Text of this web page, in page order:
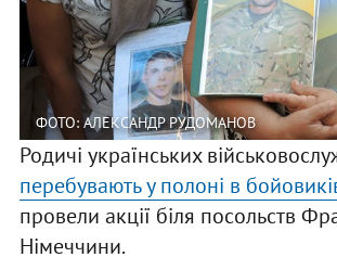
ФОТО: АЛЕКСАНДР РУДОМАНОВ
Родичі українських
перебувають у полоні в
провели акції біля посольств
Німеччини.